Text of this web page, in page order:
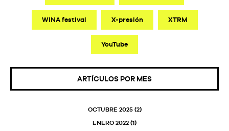
WINA festival X-presión XTRM
YouTube
ARTÍCULOS POR MES
OCTUBRE 2025(2)
ENERO 2022 (1)